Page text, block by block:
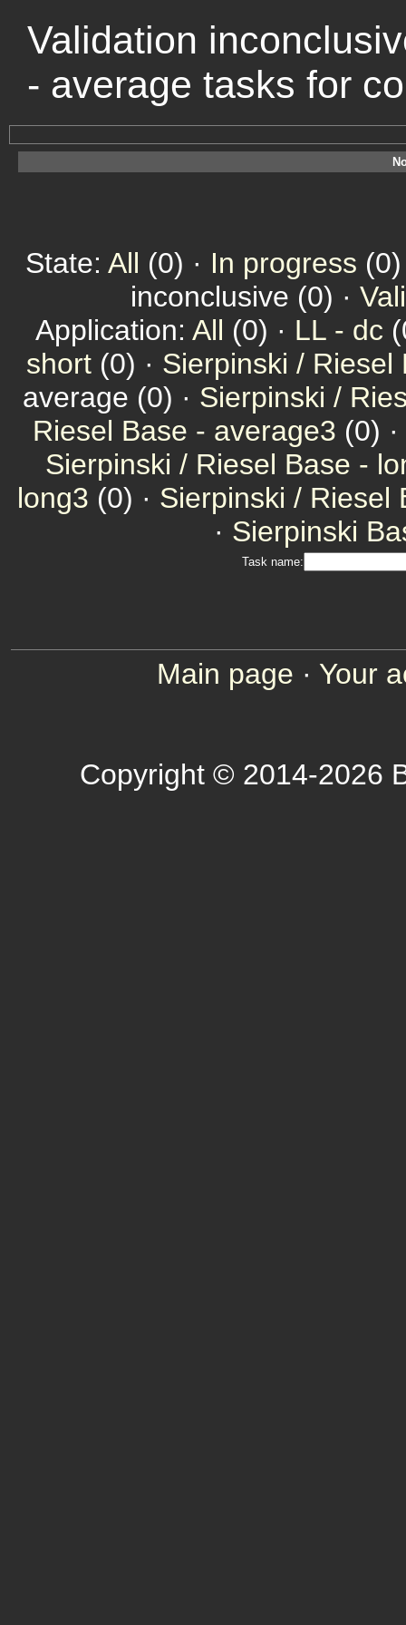
Validation
- average tasks for
State: All (0) · In progress
inconclusive (0) ·
Application: All (0) · LL - dc
short (0) · Sierpinski / Riesel
average (0) · Sierpinski /
Riesel Base - average3 (0) ·
Sierpinski / Riesel Base -
long3 (0) · Sierpinski / Riesel
· Sierpinski
Task name:
Main page · Your
Copyright © 2014-2026